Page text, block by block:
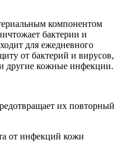
компонентом
бактерии и
для ежедневного
от бактерий и вирусов,
другие кожные инфекции.
их повторный
от инфекций кожи